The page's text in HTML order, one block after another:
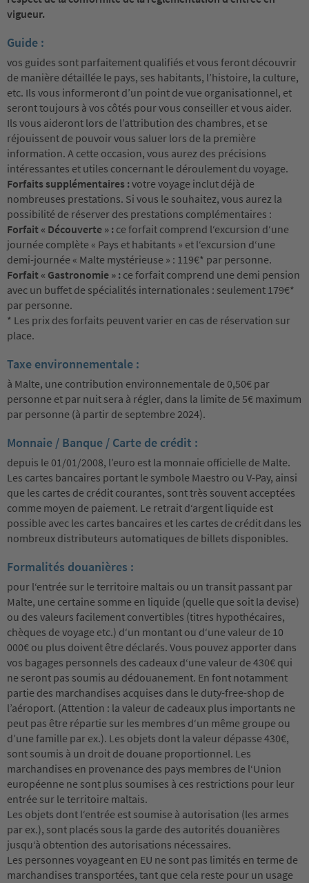
vigueur.
Guide :
vos guides sont parfaitement qualifiés et vous feront découvrir
de manière détaillée le pays, ses habitants, l’histoire, la culture,
etc. Ils vous informeront d’un point de vue organisationnel, et
seront toujours à vos côtés pour vous conseiller et vous aider.
Ils vous aideront lors de l’attribution des chambres, et se
réjouissent de pouvoir vous saluer lors de la première
information. A cette occasion, vous aurez des précisions
intéressantes et utiles concernant le déroulement du voyage.
Forfaits supplémentaires :votre voyage inclut déjà de
nombreuses prestations. Si vous le souhaitez, vous aurez la
possibilité de réserver des prestations complémentaires :
Forfait « Découverte » : ce forfait comprend l‘excursion d‘une
journée complète « Pays et habitants » et l‘excursion d‘une
demi-journée « Malte mystérieuse » : 119€* par personne.
Forfait « Gastronomie » : ce forfait comprend une demi pension
avec un buffet de spécialités internationales : seulement 179€*
par personne.
* Les prix des forfaits peuvent varier en cas de réservation sur
place.
Taxe environnementale :
à Malte, une contribution environnementale de 0,50€ par
personne et par nuit sera à régler, dans la limite de 5€ maximum
par personne (à partir de septembre 2024).
Monnaie / Banque / Carte de crédit :
depuis le 01/01/2008, l’euro est la monnaie officielle de Malte.
Les cartes bancaires portant le symbole Maestro ou V-Pay, ainsi
que les cartes de crédit courantes, sont très souvent acceptées
comme moyen de paiement. Le retrait d‘argent liquide est
possible avec les cartes bancaires et les cartes de crédit dans les
nombreux distributeurs automatiques de billets disponibles.
Formalités douanières :
pour l‘entrée sur le territoire maltais ou un transit passant par
Malte, une certaine somme en liquide (quelle que soit la devise)
ou des valeurs facilement convertibles (titres hypothécaires,
chèques de voyage etc.) d‘un montant ou d‘une valeur de 10
000€ ou plus doivent être déclarés. Vous pouvez apporter dans
vos bagages personnels des cadeaux d‘une valeur de 430€ qui
ne seront pas soumis au dédouanement. En font notamment
partie des marchandises acquises dans le duty-free-shop de
l’aéroport. (Attention : la valeur de cadeaux plus importants ne
peut pas être répartie sur les membres d‘un même groupe ou
d’une famille par ex.). Les objets dont la valeur dépasse 430€,
sont soumis à un droit de douane proportionnel. Les
marchandises en provenance des pays membres de l‘Union
européenne ne sont plus soumises à ces restrictions pour leur
entrée sur le territoire maltais.
Les objets dont l‘entrée est soumise à autorisation (les armes
par ex.), sont placés sous la garde des autorités douanières
jusqu‘à obtention des autorisations nécessaires.
Les personnes voyageant en EU ne sont pas limités en terme de
marchandises transportées, tant que cela reste pour un usage